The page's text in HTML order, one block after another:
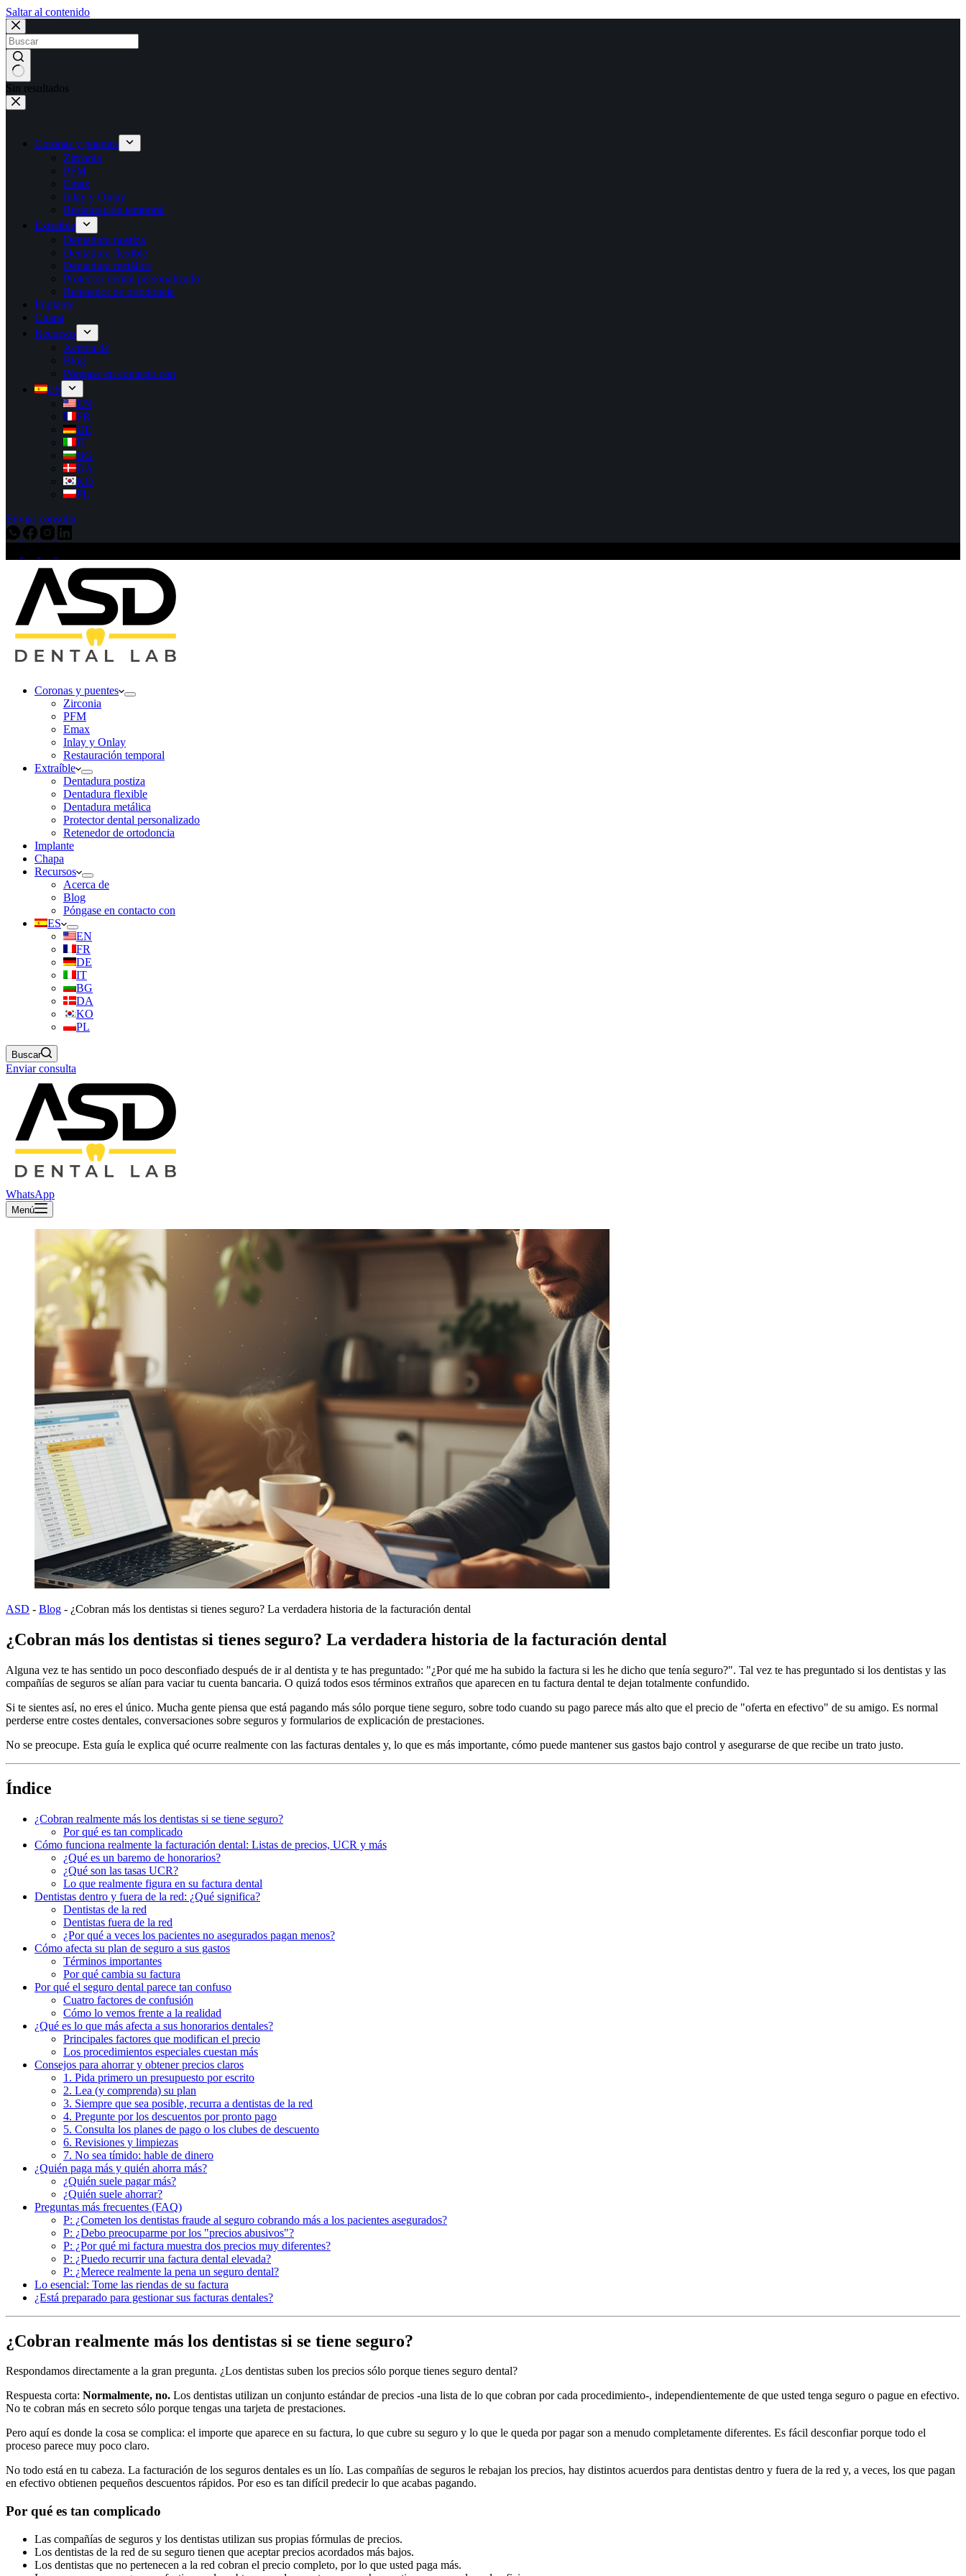
Saltar al contenido
Sin resultados
Coronas y puentes
Zirconia
PFM
Emax
Inlay y Onlay
Restauración temporal
Extraíble
Dentadura postiza
Dentadura flexible
Dentadura metálica
Protector dental personalizado
Retenedor de ortodoncia
Implante
Chapa
Recursos
Acerca de
Blog
Póngase en contacto con
ES
EN
FR
DE
IT
BG
DA
KO
PL
Enviar consulta
Coronas y puentes
Zirconia
PFM
Emax
Inlay y Onlay
Restauración temporal
Extraíble
Dentadura postiza
Dentadura flexible
Dentadura metálica
Protector dental personalizado
Retenedor de ortodoncia
Implante
Chapa
Recursos
Acerca de
Blog
Póngase en contacto con
ES
EN
FR
DE
IT
BG
DA
KO
PL
Buscar
Enviar consulta
WhatsApp
Menú
ASD - Blog - ¿Cobran más los dentistas si tienes seguro? La verdadera historia de la facturación dental
¿Cobran más los dentistas si tienes seguro? La verdadera historia de la facturación dental
Alguna vez te has sentido un poco desconfiado después de ir al dentista y te has preguntado: "¿Por qué me ha subido la factura si les he dicho que tenía seguro?". Tal vez te has preguntado si los dentistas y las
compañías de seguros se alían para vaciar tu cuenta bancaria. O quizá todos esos términos extraños que aparecen en tu factura dental te dejan totalmente confundido.
Si te sientes así, no eres el único. Mucha gente piensa que está pagando más sólo porque tiene seguro, sobre todo cuando su pago parece más alto que el precio de "oferta en efectivo" de su amigo. Es normal
perderse entre costes dentales, conversaciones sobre seguros y formularios de explicación de prestaciones.
No se preocupe. Esta guía le explica qué ocurre realmente con las facturas dentales y, lo que es más importante, cómo puede mantener sus gastos bajo control y asegurarse de que recibe un trato justo.
Índice
¿Cobran realmente más los dentistas si se tiene seguro?
Por qué es tan complicado
Cómo funciona realmente la facturación dental: Listas de precios, UCR y más
¿Qué es un baremo de honorarios?
¿Qué son las tasas UCR?
Lo que realmente figura en su factura dental
Dentistas dentro y fuera de la red: ¿Qué significa?
Dentistas de la red
Dentistas fuera de la red
¿Por qué a veces los pacientes no asegurados pagan menos?
Cómo afecta su plan de seguro a sus gastos
Términos importantes
Por qué cambia su factura
Por qué el seguro dental parece tan confuso
Cuatro factores de confusión
Cómo lo vemos frente a la realidad
¿Qué es lo que más afecta a sus honorarios dentales?
Principales factores que modifican el precio
Los procedimientos especiales cuestan más
Consejos para ahorrar y obtener precios claros
1. Pida primero un presupuesto por escrito
2. Lea (y comprenda) su plan
3. Siempre que sea posible, recurra a dentistas de la red
4. Pregunte por los descuentos por pronto pago
5. Consulta los planes de pago o los clubes de descuento
6. Revisiones y limpiezas
7. No sea tímido: hable de dinero
¿Quién paga más y quién ahorra más?
¿Quién suele pagar más?
¿Quién suele ahorrar?
Preguntas más frecuentes (FAQ)
P: ¿Cometen los dentistas fraude al seguro cobrando más a los pacientes asegurados?
P: ¿Debo preocuparme por los "precios abusivos"?
P: ¿Por qué mi factura muestra dos precios muy diferentes?
P: ¿Puedo recurrir una factura dental elevada?
P: ¿Merece realmente la pena un seguro dental?
Lo esencial: Tome las riendas de su factura
¿Está preparado para gestionar sus facturas dentales?
¿Cobran realmente más los dentistas si se tiene seguro?
Respondamos directamente a la gran pregunta. ¿Los dentistas suben los precios sólo porque tienes seguro dental?
Respuesta corta: Normalmente, no. Los dentistas utilizan un conjunto estándar de precios -una lista de lo que cobran por cada procedimiento-, independientemente de que usted tenga seguro o pague en efectivo.
No te cobran más en secreto sólo porque tengas una tarjeta de prestaciones.
Pero aquí es donde la cosa se complica: el importe que aparece en su factura, lo que cubre su seguro y lo que le queda por pagar son a menudo completamente diferentes. Es fácil desconfiar porque todo el
proceso parece muy poco claro.
No todo está en tu cabeza. La facturación de los seguros dentales es un lío. Las compañías de seguros le rebajan los precios, hay distintos acuerdos para dentistas dentro y fuera de la red y, a veces, los que pagan
en efectivo obtienen pequeños descuentos rápidos. Por eso es tan difícil predecir lo que acabas pagando.
Por qué es tan complicado
Las compañías de seguros y los dentistas utilizan sus propias fórmulas de precios.
Los dentistas de la red de su seguro tienen que aceptar precios acordados más bajos.
Los dentistas que no pertenecen a la red cobran el precio completo, por lo que usted paga más.